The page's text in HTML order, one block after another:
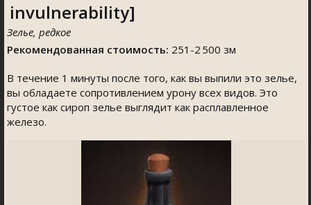
invulnerability]
Зелье, редкое
Рекомендованная стоимость: 251-2 500 зм
В течение 1 минуты после того, как вы выпили это зелье,
вы обладаете сопротивлением урону всех видов. Это
густое как сироп зелье выглядит как расплавленное
железо.